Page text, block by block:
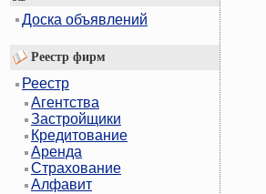
Доска объявлений
Реестр фирм
Реестр
Агентства
Застройщики
Кредитование
Аренда
Страхование
Алфавит